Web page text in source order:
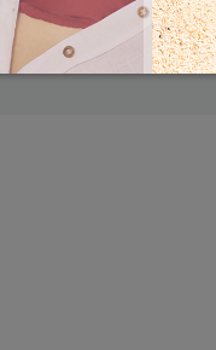
5-7 días laborales